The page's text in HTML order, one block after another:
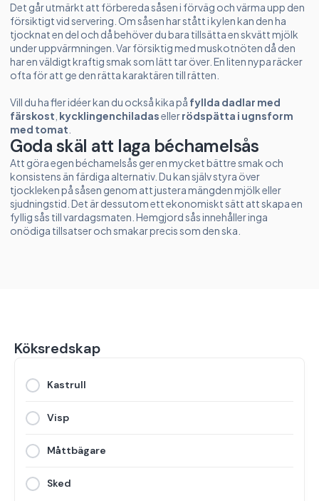
Goda skäl att laga béchamelsås
Att göra egen béchamelsås ger en mycket bättre smak och
konsistens än färdiga alternativ. Du kan själv styra över
tjockleken på såsen genom att justera mängden mjölk eller
sjudningstid. Det är dessutom ett ekonomiskt sätt att skapa en
fyllig sås till vardagsmaten. Hemgjord sås innehåller inga
onödiga tillsatser och smakar precis som den ska.
Det går utmärkt att förbereda såsen i förväg och värma upp den
försiktigt vid servering. Om såsen har stått i kylen kan den ha
tjocknat en del och då behöver du bara tillsätta en skvätt mjölk
under uppvärmningen. Var försiktig med muskotnöten då den
har en väldigt kraftig smak som lätt tar över. En liten nypa räcker
ofta för att ge den rätta karaktären till rätten.
Vill du ha fler idéer kan du också kika på fyllda dadlar med
färskost kycklingenchiladasellerrödspätta i ugnsform
med tomat
Köksredskap
Kastrull
Visp
Måttbägare
Sked